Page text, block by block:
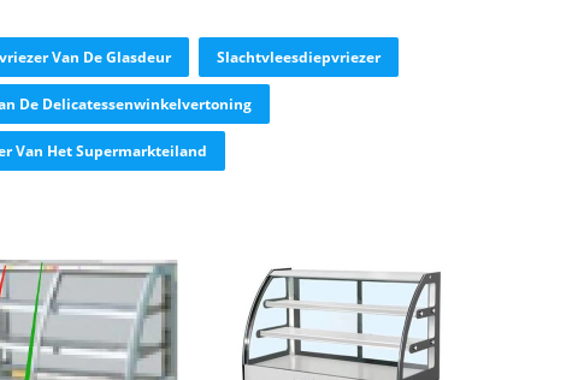
Van De Glasdeur Slachtvleesdiepvriezer
De Delicatessenwinkelvertoning
Van Het Supermarkteiland